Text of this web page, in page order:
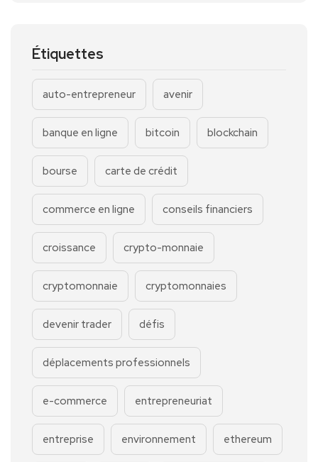
Étiquettes
auto-entrepreneur avenir
banque en ligne bitcoin blockchain
bourse carte de crédit
commerce en ligne conseils financiers
croissance crypto-monnaie
cryptomonnaie cryptomonnaies
devenir trader défis
déplacements professionnels
e-commerce entrepreneuriat
entreprise environnement ethereum